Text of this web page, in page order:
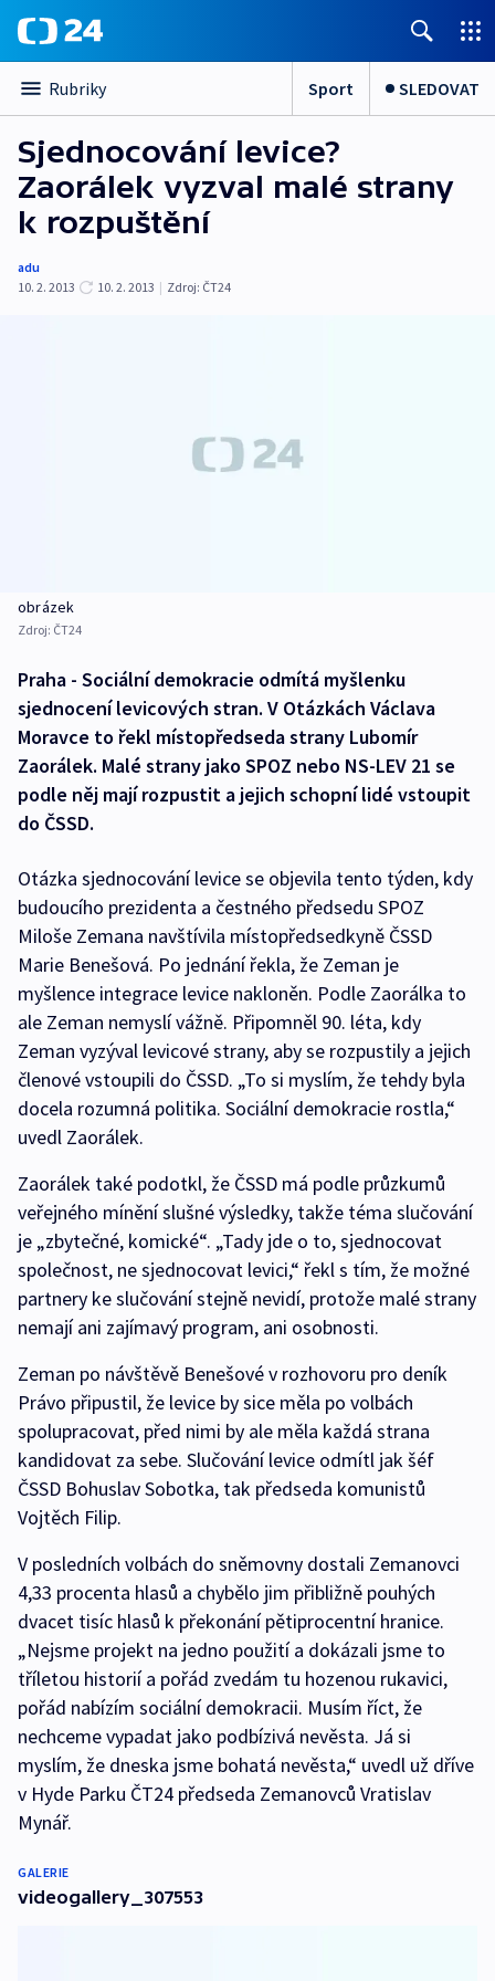
Rubriky Sport SLEDOVAT
Sjednocování levice?
Zaorálek vyzval malé strany
k rozpuštění
adu
10. 2. 2013
10. 2. 2013 | Zdroj: ČT24
obrázek
Zdroj: ČT24
Praha - Sociální demokracie odmítá myšlenku
sjednocení levicových stran. V Otázkách Václava
Moravce to řekl místopředseda strany Lubomír
Zaorálek. Malé strany jako SPOZ nebo NS-LEV 21 se
podle něj mají rozpustit a jejich schopní lidé vstoupit
do ČSSD.
Otázka sjednocování levice se objevila tento týden, kdy
budoucího prezidenta a čestného předsedu SPOZ
Miloše Zemana navštívila místopředsedkyně ČSSD
Marie Benešová. Po jednání řekla, že Zeman je
myšlence integrace levice nakloněn. Podle Zaorálka to
ale Zeman nemyslí vážně. Připomněl 90. léta, kdy
Zeman vyzýval levicové strany, aby se rozpustily a jejich
členové vstoupili do ČSSD. „To si myslím, že tehdy byla
docela rozumná politika. Sociální demokracie rostla,“
uvedl Zaorálek.
Zaorálek také podotkl, že ČSSD má podle průzkumů
veřejného mínění slušné výsledky, takže téma slučování
je „zbytečné, komické“. „Tady jde o to, sjednocovat
společnost, ne sjednocovat levici,“ řekl s tím, že možné
partnery ke slučování stejně nevidí, protože malé strany
nemají ani zajímavý program, ani osobnosti.
Zeman po návštěvě Benešové v rozhovoru pro deník
Právo připustil, že levice by sice měla po volbách
spolupracovat, před nimi by ale měla každá strana
kandidovat za sebe. Slučování levice odmítl jak šéf
ČSSD Bohuslav Sobotka, tak předseda komunistů
Vojtěch Filip.
V posledních volbách do sněmovny dostali Zemanovci
4,33 procenta hlasů a chybělo jim přibližně pouhých
dvacet tisíc hlasů k překonání pětiprocentní hranice.
„Nejsme projekt na jedno použití a dokázali jsme to
tříletou historií a pořád zvedám tu hozenou rukavici,
pořád nabízím sociální demokracii. Musím říct, že
nechceme vypadat jako podbízivá nevěsta. Já si
myslím, že dneska jsme bohatá nevěsta,“ uvedl už dříve
v Hyde Parku ČT24 předseda Zemanovců Vratislav
Mynář.
GALERIE
videogallery_307553